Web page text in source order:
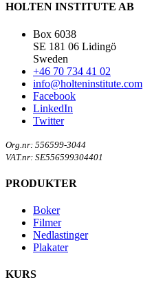
HOLTEN INSTITUTE AB
Box 6038
SE 181 06 Lidingö
Sweden
+46 70 734 41 02
info@holteninstitute.com
Facebook
LinkedIn
Twitter
Org.nr: 556599-3044
VAT.nr: SE556599304401
PRODUKTER
Boker
Filmer
Nedlastinger
Plakater
KURS